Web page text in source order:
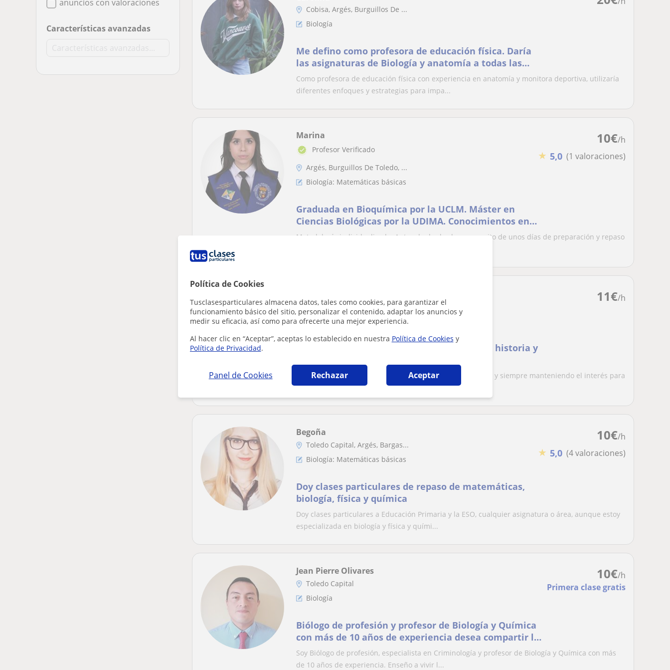
Política de Cookies
Tusclasesparticulares almacena datos, tales como cookies, para garantizar el
funcionamiento básico del sitio, personalizar el contenido, adaptar los anuncios y
medir su eficacia, así como para ofrecerte una mejor experiencia.
Al hacer clic en “Aceptar”, aceptas lo establecido en nuestra Política de Cookies y
Política de Privacidad.
Panel de Cookies Rechazar Aceptar
anuncios con valoraciones
Características avanzadas
Cobisa, Argés, Burguillos De ...
Biología
Me defino como profesora de educación física. Daría
las asignaturas de Biología y anatomía a todas las
edades. Formación y experiencia
Como profesora de educación física con experiencia en anatomía y monitora deportiva, utilizaría
diferentes enfoques y estrategias para impa...
10€/h
★ 5,0 (1 valoraciones)
Marina
Profesor Verificado
Argés, Burguillos De Toledo, ...
Biología: Matemáticas básicas
Graduada en Bioquímica por la UCLM. Máster en
Ciencias Biológicas por la UDIMA. Conocimientos en
Biología, y Química e Inglés
Metodología individualizada. Antes de dar la clase, necesito de unos días de preparación y repaso
11€/h
Argés
Biología
Soy responsable, amable y sociable Lengua, historia y
Daré las clases de la manera más amena y sencilla posible y siempre manteniendo el interés para
que mi alumno aprenda de verdad sin frustra...
10€/h
★ 5,0 (4 valoraciones)
Begoña
Toledo Capital, Argés, Bargas...
Biología: Matemáticas básicas
Doy clases particulares de repaso de matemáticas,
biología, física y química
Doy clases particulares a Educación Primaria y la ESO, cualquier asignatura o área, aunque estoy
especializada en biología y física y quími...
10€/h
Primera clase gratis
Jean Pierre Olivares
Toledo Capital
Biología
Biólogo de profesión y profesor de Biología y Química
con más de 10 años de experiencia desea compartir la
pasión por las Ciencias con cada uno de sus
estudiantes, aprendiendo Biología y Química mediante
Soy Biólogo de profesión, especialista en Criminología y profesor de Biología y Química con más
de 10 años de experiencia. Enseño a vivir l...